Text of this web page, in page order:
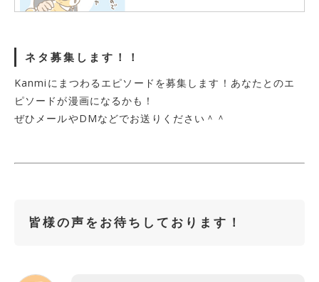
ネタ募集します！！
Kanmiにまつわるエピソードを募集します！あなたとのエ
ピソードが漫画になるかも！
ぜひメールやDMなどでお送りください＾＾
皆様の声をお待ちしております！